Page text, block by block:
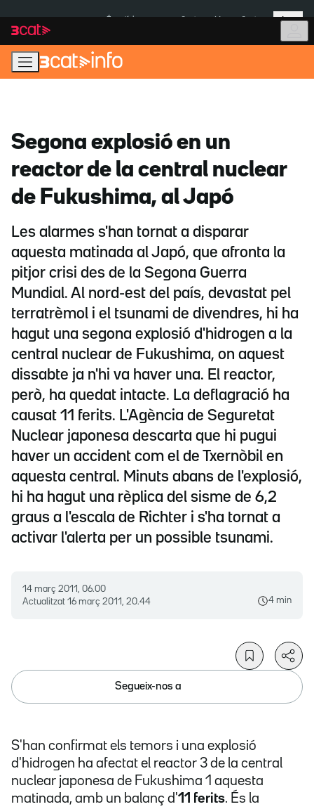
navegació
principal
contingut
Més
Segona explosió en un
reactor de la central nuclear
de Fukushima, al Japó
Les alarmes s'han tornat a disparar
aquesta matinada al Japó, que afronta la
pitjor crisi des de la Segona Guerra
Mundial. Al nord-est del país, devastat pel
terratrèmol i el tsunami de divendres, hi ha
hagut una segona explosió d'hidrogen a la
central nuclear de Fukushima, on aquest
dissabte ja n'hi va haver una. El reactor,
però, ha quedat intacte. La deflagració ha
causat 11 ferits. L'Agència de Seguretat
Nuclear japonesa descarta que hi pugui
haver un accident com el de Txernòbil en
aquesta central. Minuts abans de l'explosió,
hi ha hagut una rèplica del sisme de 6,2
graus a l'escala de Richter i s'ha tornat a
activar l'alerta per un possible tsunami.
14 març 2011, 06.00
Actualitzat 16 març 2011, 20.44 4 min
Segueix-nos a
S'han confirmat els temors i una explosió
d'hidrogen ha afectat el reactor 3 de la central
nuclear japonesa de Fukushima 1 aquesta
matinada, amb un balanç d'11 ferits. És la